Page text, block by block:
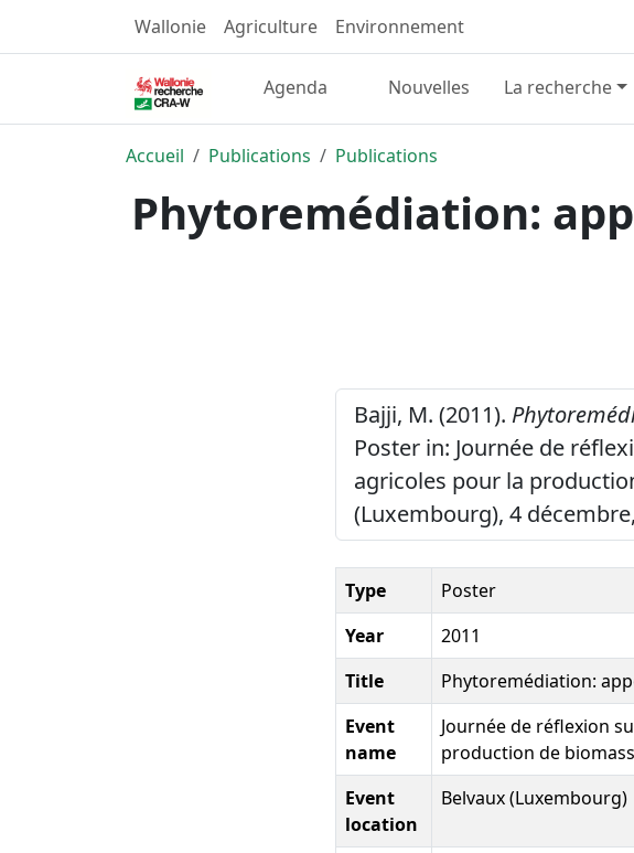
Wallonie Agriculture Environnement
Agenda Nouvelles La recherche
Accueil Publications Publications
Phytoremédiation:
Bajji, M. (2011).
Poster in: Journée de
agricoles pour la
(Luxembourg), 4
Type
Poster
Year
2011
Title
Phytoremédiation:
Event
name
Journée de réflexion
production de
Event
location
Belvaux (Luxembourg)